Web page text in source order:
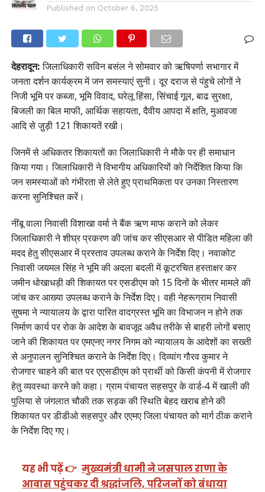
Published on October 6, 2025
देहरादून:जिलाधिकारी सविन बसंल ने सोमवार को ऋषिपर्णा सभागार में
जनता दर्शन कार्यक्रम में जन समस्याएं सुनी। दूर दराज से पंहुचे लोगों ने
निजी भूमि पर कब्जा, भूमि विवाद, घरेलू हिंसा, सिंचाई गूल, बाढ सुरक्षा,
बिजली का बिल माफी, आर्थिक सहायता, दैवीय आपदा में क्षति, मुआवजा
आदि से जु़ड़ी 121 शिकायतें रखी।
जिनमें से अधिकतर शिकायतों का जिलाधिकारी ने मौके पर ही समाधान
किया गया। जिलाधिकारी ने विभागीय अधिकारियों को निर्देशित किया कि
जन समस्याओं को गंभीरता से लेते हुए प्राथमिकता पर उनका निस्तारण
करना सुनिश्चित करें।
नींबू वाला निवासी विशाखा वर्मा ने बैंक ऋण माफ कराने को लेकर
जिलाधिकारी ने शीघ्र प्रकरण की जांच कर सीएसआर से पीडित महिला की
मदद हेतु सीएसआर में प्रस्ताव उपलब्ध कराने के निर्देश दिए। नवाकोट
निवासी जयमल सिंह ने भूमि की अदला बदली में कूटरचित हस्ताक्षर कर
जमीन धोखाधड़ी की शिकायत पर एसडीएम को 15 दिनों के भीतर मामले की
जांच कर आख्या उपलब्ध कराने के निर्देश दिए। वही नेहरूग्राम निवासी
सुषमा ने न्यायालय के द्वारा पारित वादग्रस्त भूमि का विभाजन न होने तक
निर्माण कार्य पर रोक के आदेश के बावजूद अवैध तरीके से बाहरी लोगों बसाए
जाने की शिकायत पर एमएनए नगर निगम को न्यायालय के आदेशों का सख्ती
से अनुपालन सुनिश्चित कराने के निर्देश दिए। दिव्यांग गौरव कुमार ने
रोजगार चाहने की बात पर एएसडीएम को प्रार्थी को किसी कंपनी में रोजगार
हेतु व्यवस्था करने को कहा। ग्राम पंचायत सहसपुर के वार्ड-4 में खाली की
पुलिया से जंगलात चौकी तक सड़क की स्थिति बेहद खराब होने की
शिकायत पर डीडीओ सहसपुर और एएमए जिला पंचायत को मार्ग ठीक कराने
के निर्देश दिए गए।
यह भी पढ़ें 👉 मुख्यमंत्री धामी ने जसपाल राणा के
आवास पहुंचकर दी श्रद्धांजलि, परिजनों को बंधाया